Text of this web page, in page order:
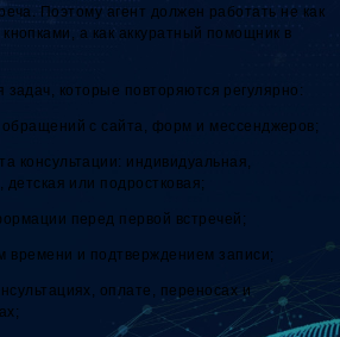
Поэтому агент должен работать не как
а как аккуратный помощник в
задач, которые повторяются регулярно:
с сайта, форм и мессенджеров;
консультации: индивидуальная,
или подростковая;
перед первой встречей;
времени и подтверждением записи;
оплате, переносах и